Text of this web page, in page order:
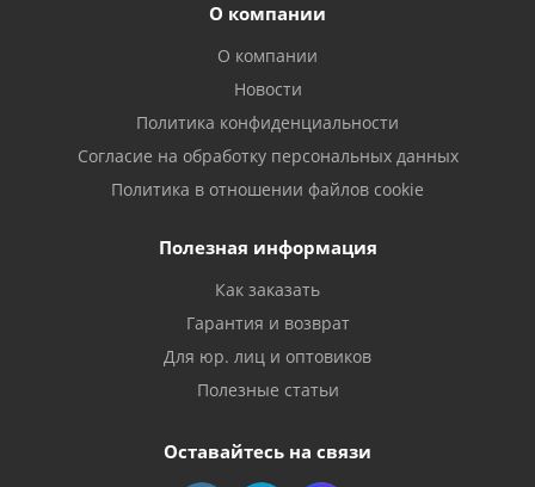
О компании
О компании
Новости
Политика конфиденциальности
Согласие на обработку персональных данных
Политика в отношении файлов cookie
Полезная информация
Как заказать
Гарантия и возврат
Для юр. лиц и оптовиков
Полезные статьи
Оставайтесь на связи